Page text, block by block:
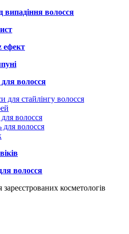
випадіння волосся
ефект
волосся
для стайлінгу волосся
волосся
для волосся
волосся
косметологів